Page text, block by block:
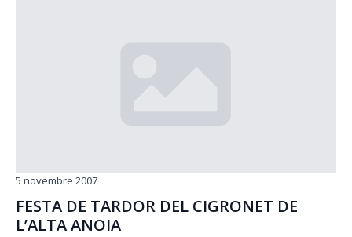
FESTA DE TARDOR DEL CIGRONET DE
L’ALTA ANOIA
5 novembre 2007